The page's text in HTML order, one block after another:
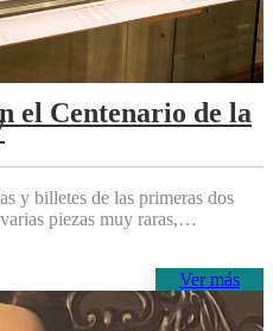
el Centenario de la
y billetes de las primeras dos
piezas muy raras,…
Ver más